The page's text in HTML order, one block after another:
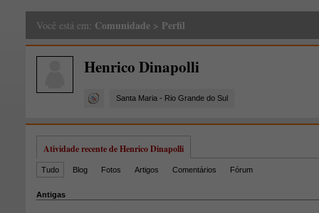
Você está em: Comunidade > Perfil
Henrico Dinapolli
Santa Maria - Rio Grande do Sul